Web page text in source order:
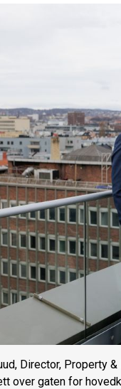
Director, Property
over gaten for